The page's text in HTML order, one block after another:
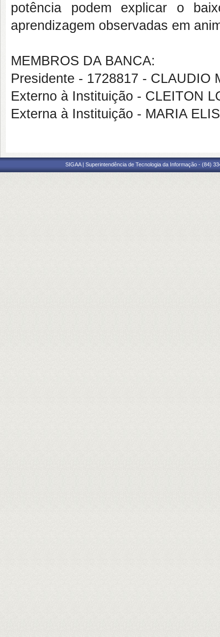
potência podem explicar o
aprendizagem observadas em
MEMBROS DA BANCA:
Presidente - 1728817 - CLAUDIO
Externo à Instituição - CLEITON
Externa à Instituição - MARIA
SIGAA | Superintendência de Tecnologia da Informação - (84)